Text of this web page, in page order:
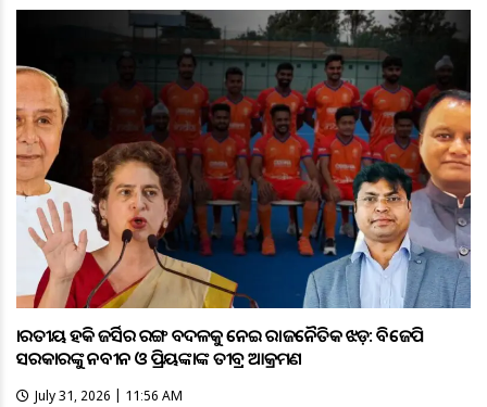
ଭାରତୀୟ ହକି ଜର୍ସିର ରଙ୍ଗ ବଦଳକୁ ନେଇ ରାଜନୈତିକ ଝଡ଼: ବିଜେପି
ସରକାରଙ୍କୁ ନବୀନ ଓ ପ୍ରିୟଙ୍କାଙ୍କ ତୀବ୍ର ଆକ୍ରମଣ
July 31, 2026 | 11:56 AM